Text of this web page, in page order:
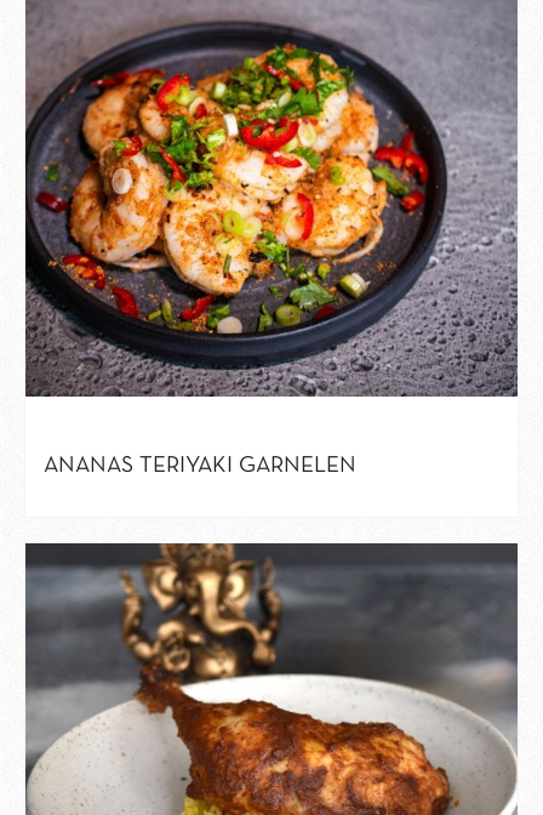
ANANAS TERIYAKI GARNELEN